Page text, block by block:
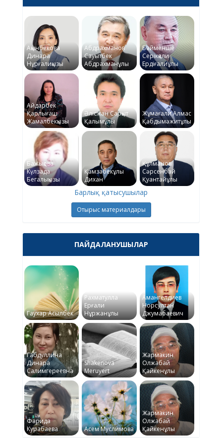
Ақынбекова
Динара
Нұрғалиқызы
Абдрахманов
Сауытбек
Абдрахманұлы
Байменше
Серікқали
Ердіғалиұлы
Айдарбек
Қарлығаш
Жамалбекқызы
Әлісжан Сарқыт
Қалымұлы
Жұмағали Алмас
Қабдымәжитұлы
Бажықова
Күлзада
Бегалықызы
Қамзабекұлы
Дихан
Құлманов
Сәрсенбай
Қуантайұлы
Барлық қатысушылар
Отырыс материалдары
ПАЙДАЛАНУШЫЛАР
Гаухар Асылбек
Рахматулла
Ерғали
Нұржанұлы
Амангелдиев
Норсултан
Джумабаевич
Габдуллина
Динара
Салимгереевна
Shakenova
Meruyert
Жармакин
Олжабай
Қайкенұлы
Фарида
Курабаева
Асем Муслимова
Жармакин
Олжабай
Қайкенұлы